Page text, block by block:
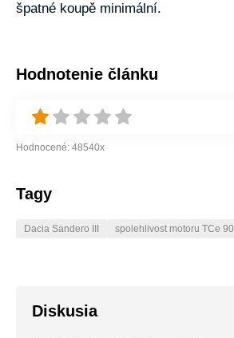
špatné koupě minimální.
Hodnotenie článku
Hodnocené: 48540x
Tagy
Dacia Sandero III spolehlivost motoru TCe 90
Diskusia